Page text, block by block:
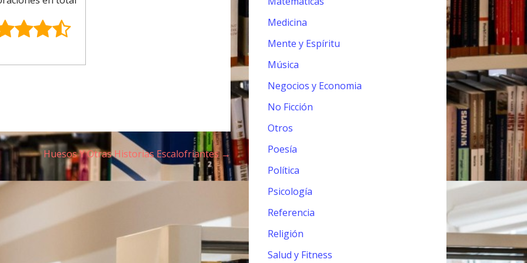
Huesos Y Otras Historias Escalofriantes →
Medicina
Mente y Espíritu
Música
Negocios y Economia
No Ficción
Otros
Poesía
Política
Psicología
Referencia
Religión
Salud y Fitness